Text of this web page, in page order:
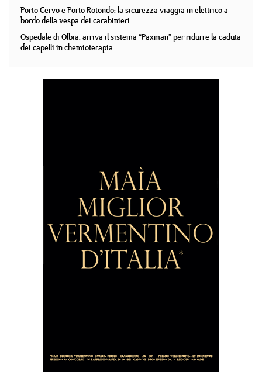
Porto Cervo e Porto Rotondo: la sicurezza viaggia in elettrico a
bordo della vespa dei carabinieri
Ospedale di Olbia: arriva il sistema “Paxman” per ridurre la caduta
dei capelli in chemioterapia